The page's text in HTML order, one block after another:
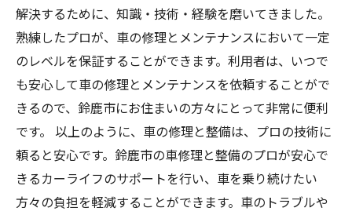
解決するために、知識・技術・経験を磨いてきました。
熟練したプロが、車の修理とメンテナンスにおいて一定
のレベルを保証することができます。利用者は、いつで
も安心して車の修理とメンテナンスを依頼することがで
きるので、鈴鹿市にお住まいの方々にとって非常に便利
です。 以上のように、車の修理と整備は、プロの技術に
頼ると安心です。鈴鹿市の車修理と整備のプロが安心で
きるカーライフのサポートを行い、車を乗り続けたい
方々の負担を軽減することができます。車のトラブルや